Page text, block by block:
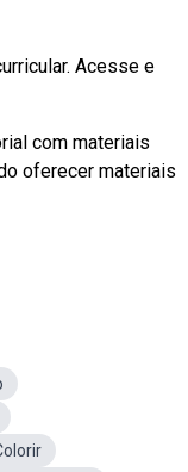
Acesse e
com materiais
oferecer materiais